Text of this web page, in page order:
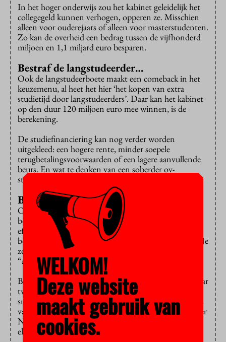
In het hoger onderwijs zou het kabinet geleidelijk het
collegegeld kunnen verhogen, opperen ze. Misschien
alleen voor ouderejaars of alleen voor masterstudenten.
Zo kan de overheid een bedrag tussen de vijfhonderd
miljoen en 1,1 miljard euro besparen.
Bestraf de langstudeerder…
Ook de langstudeerboete maakt een comeback in het
keuzemenu, al heet het hier ‘het kopen van extra
studietijd door langstudeerders’. Daar kan het kabinet
op den duur 120 miljoen euro mee winnen, is de
berekening.
De studiefinanciering kan nog verder worden
uitgekleed: een hogere rente, minder soepele
terugbetalingsvoorwaarden of een lagere aanvullende
beurs. En wat te denken van een soberder ov-
studentenkaart?
Bespaar op onderzoek…
Onderwijs en wetenschap maken gebruik van steeds
betere ict en dat leidt tot lagere kosten en meer
efficiëntie: zo worden onderwijs en wetenschap steeds
beter “zonder een expliciete politieke keuze daartoe”. Je
zou de winst (289 miljoen euro) ook kunnen
“afromen”.
Bezuinigen op wetenschappelijk onderzoek kan zomaar
tweehonderd miljoen besparen. Je kunt in het budget
snijden dat universiteiten en hogescholen rechtstreeks
van de overheid krijgen of juist op onderzoeksfinancier
NWO bezuinigen, waar de beste wetenschappers met
elkaar moeten strijden om het geld.
WELKOM!
Deze website
maakt gebruik van
cookies.